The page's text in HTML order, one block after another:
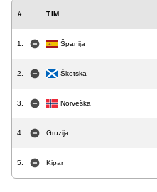
# TIM
1. Španija
2. Škotska
3. Norveška
4. Gruzija
5. Kipar